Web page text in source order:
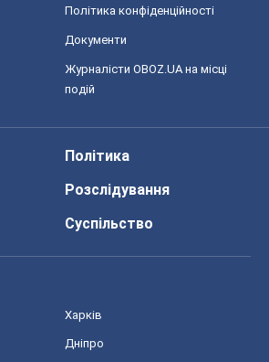
Політика конфіденційності
Документи
Журналісти OBOZ.UA на місці
подій
Політика
Розслідування
Суспільство
Харків
Дніпро